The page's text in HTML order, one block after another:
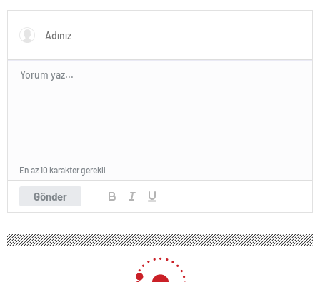
Gönder
En az 10 karakter gerekli